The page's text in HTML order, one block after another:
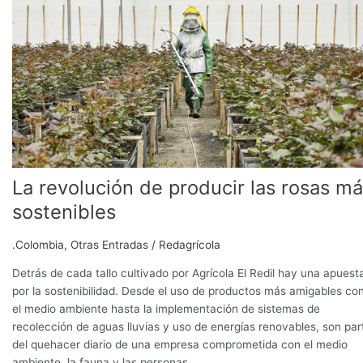
La revolución de producir las rosas
sostenibles
.Colombia, Otras Entradas / Redagrícola
Detrás de cada tallo cultivado por Agrícola El Redil hay una
por la sostenibilidad. Desde el uso de productos más amigables
el medio ambiente hasta la implementación de sistemas de
recolección de aguas lluvias y uso de energías renovables, son
del quehacer diario de una empresa comprometida con el medio
producir
las
rosas
más
sostenibles